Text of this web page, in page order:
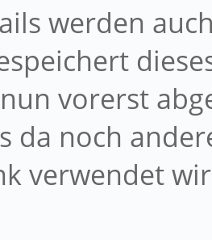
werden
vorerst
da noch
verwendet